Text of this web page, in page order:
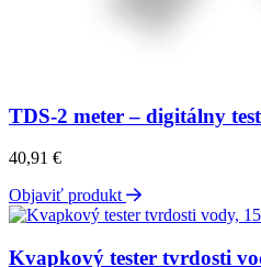
TDS-2 meter – digitálny
40,91 €
Objaviť produkt
Kvapkový tester tvrdosti